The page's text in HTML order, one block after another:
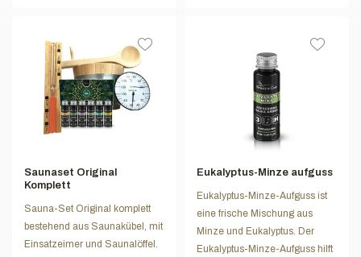
Saunaset Original
Komplett
Sauna-Set Original komplett
bestehend aus Saunakübel, mit
Einsatzeimer und Saunalöffel.
Eukalyptus-Minze aufguss
Eukalyptus-Minze-Aufguss ist
eine frische Mischung aus
Minze und Eukalyptus. Der
Eukalyptus-Minze-Aufguss hilft